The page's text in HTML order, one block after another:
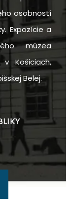
osobností
Expozície a
múzea
Košiciach,
Belej.